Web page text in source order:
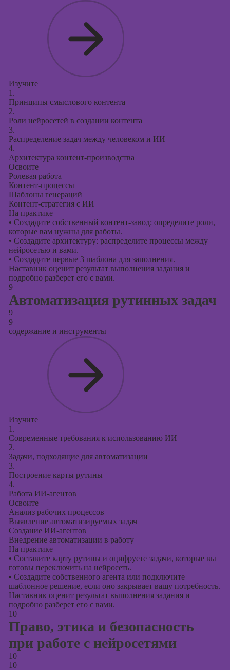
Изучите
1.
Принципы смыслового контента
2.
Роли нейросетей в создании контента
3.
Распределение задач между человеком и ИИ
4.
Архитектура контент-производства
Освоите
Ролевая работа
Контент-процессы
Шаблоны генераций
Контент-стратегия с ИИ
На практике
• Создадите собственный контент-завод: определите роли,
которые вам нужны для работы.
• Создадите архитектуру: распределите процессы между
нейросетью и вами.
• Создадите первые 3 шаблона для заполнения.
Наставник оценит результат выполнения задания и
подробно разберет его с вами.
9
Автоматизация рутинных задач
9
9
содержание и инструменты
Изучите
1.
Современные требования к использованию ИИ
2.
Задачи, подходящие для автоматизации
3.
Построение карты рутины
4.
Работа ИИ-агентов
Освоите
Анализ рабочих процессов
Выявление автоматизируемых задач
Создание ИИ-агентов
Внедрение автоматизации в работу
На практике
• Составите карту рутины и оцифруете задачи, которые вы
готовы переключить на нейросеть.
• Создадите собственного агента или подключите
шаблонное решение, если оно закрывает вашу потребность.
Наставник оценит результат выполнения задания и
подробно разберет его с вами.
10
Право, этика и безопасность
при работе с нейросетями
10
10